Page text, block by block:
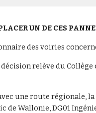
UN DE CES
des voiries
relève du
une route régionale,
Wallonie, DG01